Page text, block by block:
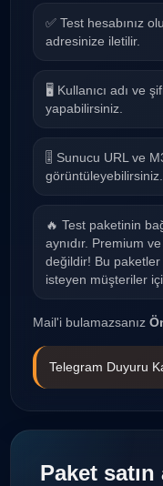
✅ Test hesabınız
adresinize iletilir.
🖥 Kullanıcı adı ve
yapabilirsiniz.
🎚 Sunucu URL ve
görüntüleyebilirsiniz.
🔥 Test paketinin
aynıdır. Premium
değildir! Bu paketler
isteyen müşteriler
Mail'i bulamazsanız
Telegram Duyuru
Paket